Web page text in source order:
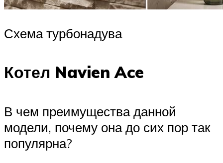
Схема турбонадува
Котел Navien Ace
В чем преимущества данной
модели, почему она до сих пор так
популярна?